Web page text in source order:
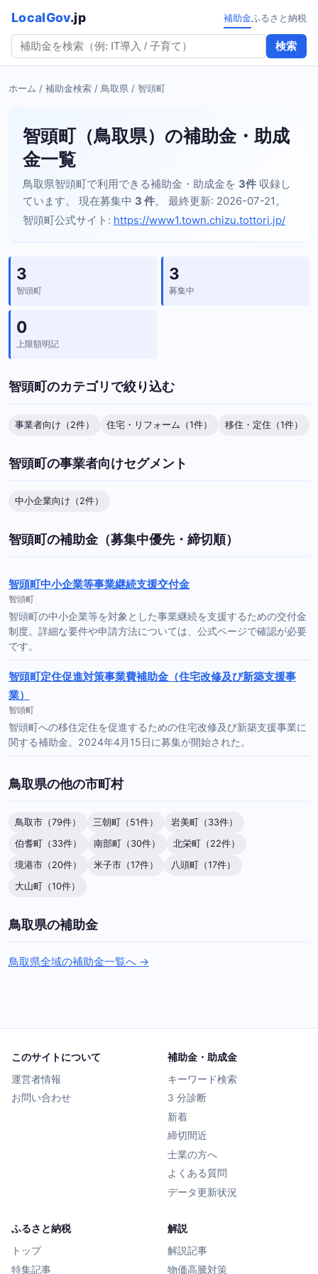
LocalGov.jp
検索
補助金ふるさと納税
ホーム / 補助金検索 / 鳥取県 / 智頭町
智頭町（鳥取県）の補助金・助成
金一覧
鳥取県智頭町で利用できる補助金・助成金を 3件 収録し
ています。 現在募集中 3 件。 最終更新: 2026-07-21。
智頭町公式サイト: https://www1.town.chizu.tottori.jp/
3
智頭町
3
募集中
0
上限額明記
智頭町のカテゴリで絞り込む
事業者向け（2件） 住宅・リフォーム（1件） 移住・定住（1件）
智頭町の事業者向けセグメント
中小企業向け（2件）
智頭町の補助金（募集中優先・締切順）
智頭町中小企業等事業継続支援交付金
智頭町
智頭町の中小企業等を対象とした事業継続を支援するための交付金
制度。詳細な要件や申請方法については、公式ページで確認が必要
です。
智頭町定住促進対策事業費補助金（住宅改修及び新築支援事
業）
智頭町
智頭町への移住定住を促進するための住宅改修及び新築支援事業に
関する補助金。2024年4月15日に募集が開始された。
鳥取県の他の市町村
鳥取市（79件） 三朝町（51件）
岩美町（33件）
伯耆町（33件）
南部町（30件）
北栄町（22件）
境港市（20件）
米子市（17件）
八頭町（17件）
大山町（10件）
鳥取県の補助金
鳥取県全域の補助金一覧へ →
このサイトについて
運営者情報
お問い合わせ
補助金・助成金
キーワード検索
3 分診断
新着
締切間近
士業の方へ
よくある質問
データ更新状況
ふるさと納税
トップ
特集記事
解説
解説記事
物価高騰対策